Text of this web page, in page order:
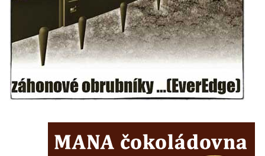
Riedlova hrobka v Desné
Kaple svaté Alžběty Durynské v Dolních
Křečanech
Márnice nového hřbitova ve Starých
Křečanech
Bývalá márnice u hřbitova v Dubé
Kostel Nanebevzetí Panny Marie v
Úněticích